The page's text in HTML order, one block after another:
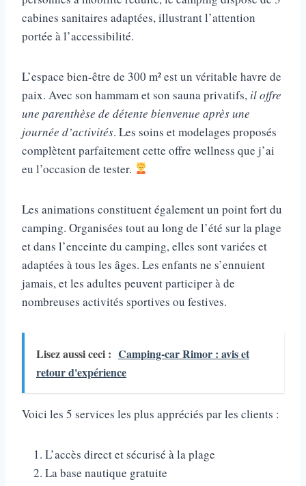
cabines sanitaires adaptées, illustrant l’attention
portée à l’accessibilité.
L’espace bien-être de 300 m² est un véritable havre de
paix. Avec son hammam et son sauna privatifs, il offre
une parenthèse de détente bienvenue après une
journée d’activités. Les soins et modelages proposés
complètent parfaitement cette offre wellness que j’ai
eu l’occasion de tester.
Les animations constituent également un point fort du
camping. Organisées tout au long de l’été sur la plage
et dans l’enceinte du camping, elles sont variées et
adaptées à tous les âges. Les enfants ne s’ennuient
jamais, et les adultes peuvent participer à de
nombreuses activités sportives ou festives.
Lisez aussi ceci : Camping-car Rimor : avis et
retour d'expérience
Voici les 5 services les plus appréciés par les clients :
L’accès direct et sécurisé à la plage
La base nautique gratuite